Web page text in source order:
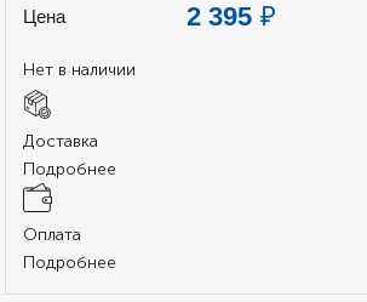
Цена 2 395 ₽
Нет в наличии
Доставка
Подробнее
Оплата
Подробнее